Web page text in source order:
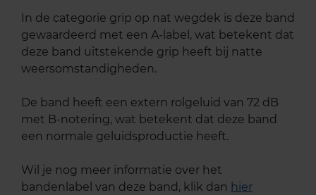
In de categorie grip op nat wegdek is deze band
gewaardeerd met een A-label, wat betekent dat
deze band uitstekende grip heeft bij natte
weersomstandigheden.
De band heeft een extern rolgeluid van 72 dB
met B-notering, wat betekent dat deze band
een normale geluidsproductie heeft.
Wil je nog meer informatie over het
bandenlabel van deze band, klik dan hier